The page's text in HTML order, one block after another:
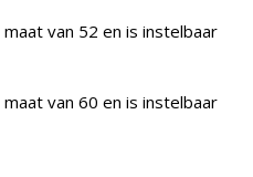
van 52 en is instelbaar
van 60 en is instelbaar